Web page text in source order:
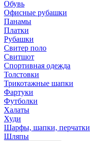
Обувь
Офисные рубашки
Панамы
Платки
Рубашки
Свитер поло
Свитшот
Спортивная одежда
Толстовки
Трикотажные шапки
Фартуки
Футболки
Халаты
Худи
Шарфы, шапки, перчатки
Шляпы